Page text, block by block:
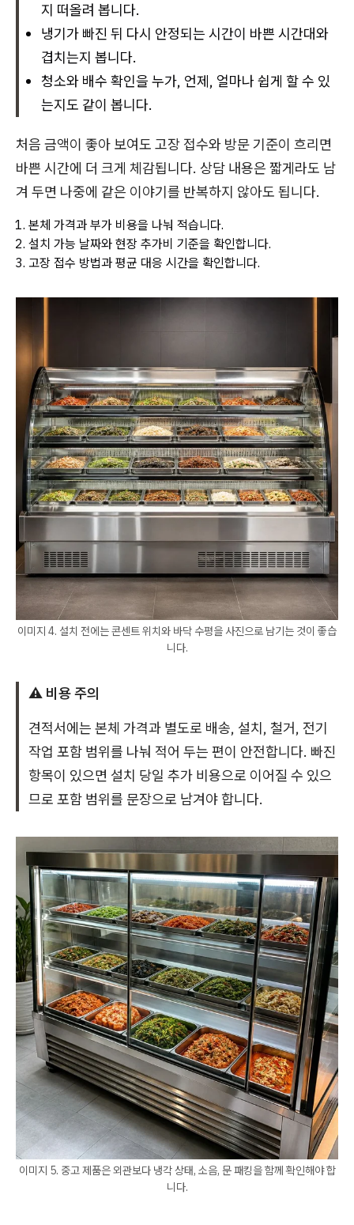
지 떠올려 봅니다.
냉기가 빠진 뒤 다시 안정되는 시간이 바쁜 시간대와
겹치는지 봅니다.
청소와 배수 확인을 누가, 언제, 얼마나 쉽게 할 수 있
는지도 같이 봅니다.
처음 금액이 좋아 보여도 고장 접수와 방문 기준이 흐리면
바쁜 시간에 더 크게 체감됩니다. 상담 내용은 짧게라도 남
겨 두면 나중에 같은 이야기를 반복하지 않아도 됩니다.
본체 가격과 부가 비용을 나눠 적습니다.
설치 가능 날짜와 현장 추가비 기준을 확인합니다.
고장 접수 방법과 평균 대응 시간을 확인합니다.
이미지 4. 설치 전에는 콘센트 위치와 바닥 수평을 사진으로 남기는 것이 좋습
니다.
⚠️ 비용 주의
견적서에는 본체 가격과 별도로 배송, 설치, 철거, 전기
작업 포함 범위를 나눠 적어 두는 편이 안전합니다. 빠진
항목이 있으면 설치 당일 추가 비용으로 이어질 수 있으
므로 포함 범위를 문장으로 남겨야 합니다.
이미지 5. 중고 제품은 외관보다 냉각 상태, 소음, 문 패킹을 함께 확인해야 합
니다.